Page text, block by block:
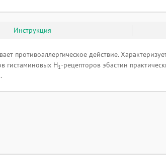
Инструкция
противоаллергическое действие.
гистаминовых H1-рецепторов эбастин